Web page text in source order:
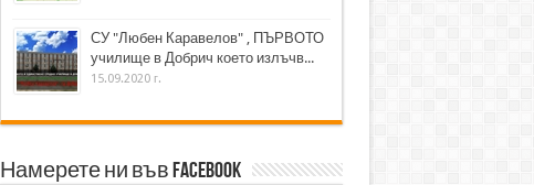
СУ "Любен Каравелов" , ПЪРВОТО
училище в Добрич което излъчв...
15.09.2020 г.
Намерете ни във Facebook